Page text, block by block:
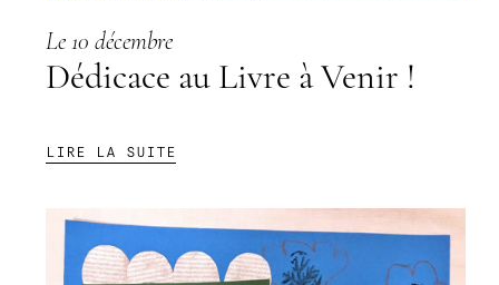
Le 10 décembre
Dédicace au Livre à Venir !
LIRE LA SUITE
DÉDICACE
LIVRE
À
VENIR
!